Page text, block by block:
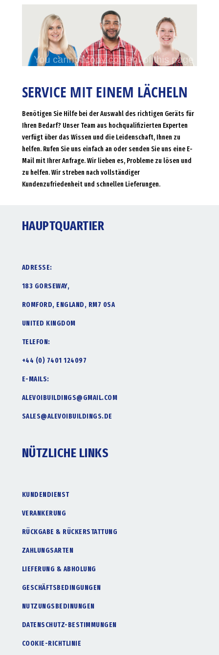
SERVICE MIT EINEM LÄCHELN
Benötigen Sie Hilfe bei der Auswahl des richtigen Geräts für
Ihren Bedarf? Unser Team aus hochqualifizierten Experten
verfügt über das Wissen und die Leidenschaft, Ihnen zu
helfen. Rufen Sie uns einfach an oder senden Sie uns eine E-
Mail mit Ihrer Anfrage. Wir lieben es, Probleme zu lösen und
zu helfen. Wir streben nach vollständiger
Kundenzufriedenheit und schnellen Lieferungen.
HAUPTQUARTIER
ADRESSE:
183 GORSEWAY,
ROMFORD, ENGLAND, RM7 0SA
UNITED KINGDOM
TELEFON:
+44 (0) 7401 124097
E-MAILS:
ALEVOIBUILDINGS@GMAIL.COM
SALES@ALEVOIBUILDINGS.DE
NÜTZLICHE LINKS
KUNDENDIENST
VERANKERUNG
RÜCKGABE & RÜCKERSTATTUNG
ZAHLUNGSARTEN
LIEFERUNG & ABHOLUNG
GESCHÄFTSBEDINGUNGEN
NUTZUNGSBEDINUNGEN
DATENSCHUTZ-BESTIMMUNGEN
COOKIE-RICHTLINIE